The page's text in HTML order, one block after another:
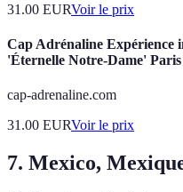
31.00 EURVoir le prix
Cap Adrénaline Expérience
'Éternelle Notre-Dame' Paris
cap-adrenaline.com
31.00 EURVoir le prix
7. Mexico,